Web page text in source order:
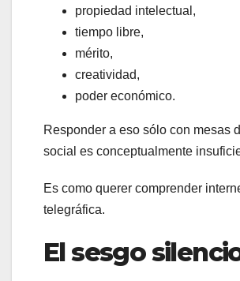
propiedad intelectual,
tiempo libre,
mérito,
creatividad,
poder económico.
Responder a eso sólo con mesas
social es conceptualmente
Es como querer comprender
telegráfica.
El sesgo